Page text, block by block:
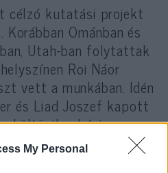
My Personal
célzó kutatási projekt
Ománban és
Utah-ban folytattak
Roi Náor
vett a munkában. Idén
és Liad Joszef kapott
a bázisra,
vesz részt az
a rechovoti Weitzman